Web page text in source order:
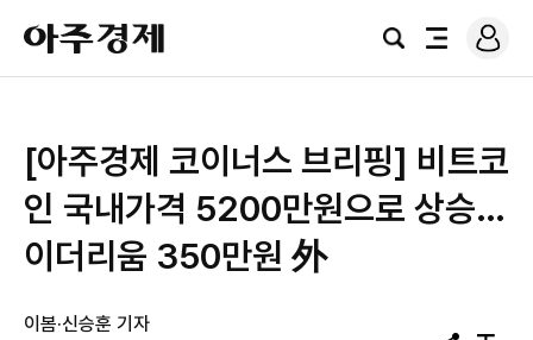
아
주
경
검
전
로
그
[아주경제 코이너스 브리핑] 비트코
인 국내가격 5200만원으로 상승…
이더리움 350만원 外
이봄·신승훈 기자